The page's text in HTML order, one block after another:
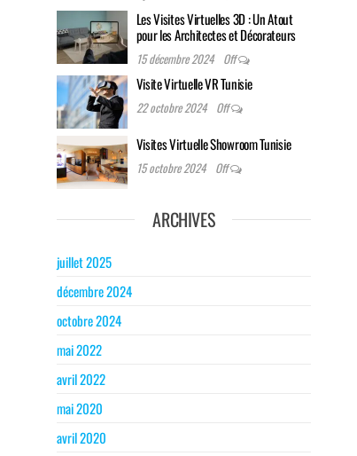
Les Visites Virtuelles 3D : Un Atout
pour les Architectes et Décorateurs
15 décembre 2024 Off
Visite Virtuelle VR Tunisie
22 octobre 2024 Off
Visites Virtuelle Showroom Tunisie
15 octobre 2024 Off
ARCHIVES
juillet 2025
décembre 2024
octobre 2024
mai 2022
avril 2022
mai 2020
avril 2020